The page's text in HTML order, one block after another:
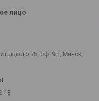
78, оф. 9Н, Минск,
13